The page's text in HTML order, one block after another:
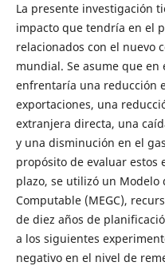
La presente investigación
impacto que tendría en el
relacionados con el nuevo
mundial. Se asume que en
enfrentaría una reducción
exportaciones, una
extranjera directa, una
y una disminución en el
propósito de evaluar estos
plazo, se utilizó un Modelo
Computable (MEGC),
de diez años de
a los siguientes
negativo en el nivel de